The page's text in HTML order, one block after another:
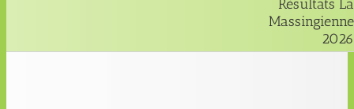
Résultats La
Massingienne
2026